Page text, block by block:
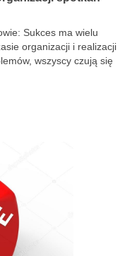
Sukces ma wielu
organizacji i realizacji
wszyscy czują się